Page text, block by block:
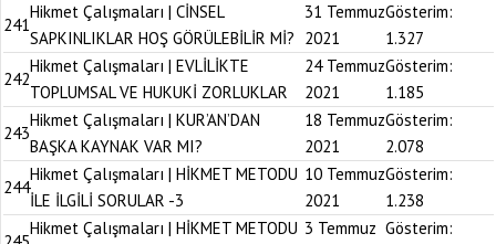
241
Hikmet Çalışmaları | CİNSEL
SAPKINLIKLAR HOŞ GÖRÜLEBİLİR Mİ?
31 Temmuz
2021
Gösterim:
1.327
242
Hikmet Çalışmaları | EVLİLİKTE
TOPLUMSAL VE HUKUKİ ZORLUKLAR
24 Temmuz
2021
Gösterim:
1.185
243
Hikmet Çalışmaları | KUR’AN’DAN
BAŞKA KAYNAK VAR MI?
18 Temmuz
2021
Gösterim:
2.078
244
Hikmet Çalışmaları | HİKMET METODU
İLE İLGİLİ SORULAR -3
10 Temmuz
2021
Gösterim:
1.238
Hikmet Çalışmaları | HİKMET METODU 3 Temmuz Gösterim: